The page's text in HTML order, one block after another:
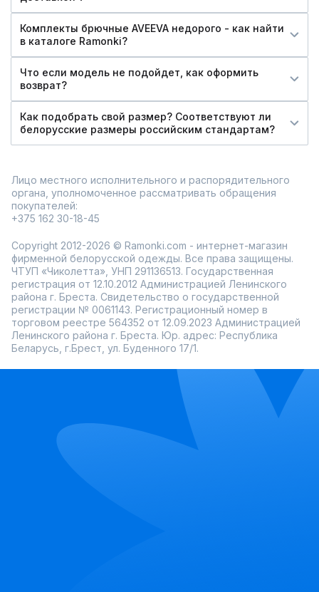
Комплекты брючные AVEEVA недорого - как найти
в каталоге Ramonki?
Что если модель не подойдет, как оформить
возврат?
Как подобрать свой размер? Соответствуют ли
белорусские размеры российским стандартам?
Лицо местного исполнительного и распорядительного
органа, уполномоченное рассматривать обращения
покупателей:
+375 162 30-18-45
Copyright 2012-2026 © Ramonki.com - интернет-магазин
фирменной белорусской одежды. Все права защищены.
ЧТУП «Чиколетта», УНП 291136513. Государственная
регистрация от 12.10.2012 Администрацией Ленинского
района г. Бреста. Свидетельство о государственной
регистрации № 0061143. Регистрационный номер в
торговом реестре 564352 от 12.09.2023 Администрацией
Ленинского района г. Бреста. Юр. адрес: Республика
Беларусь, г.Брест, ул. Буденного 17/1.